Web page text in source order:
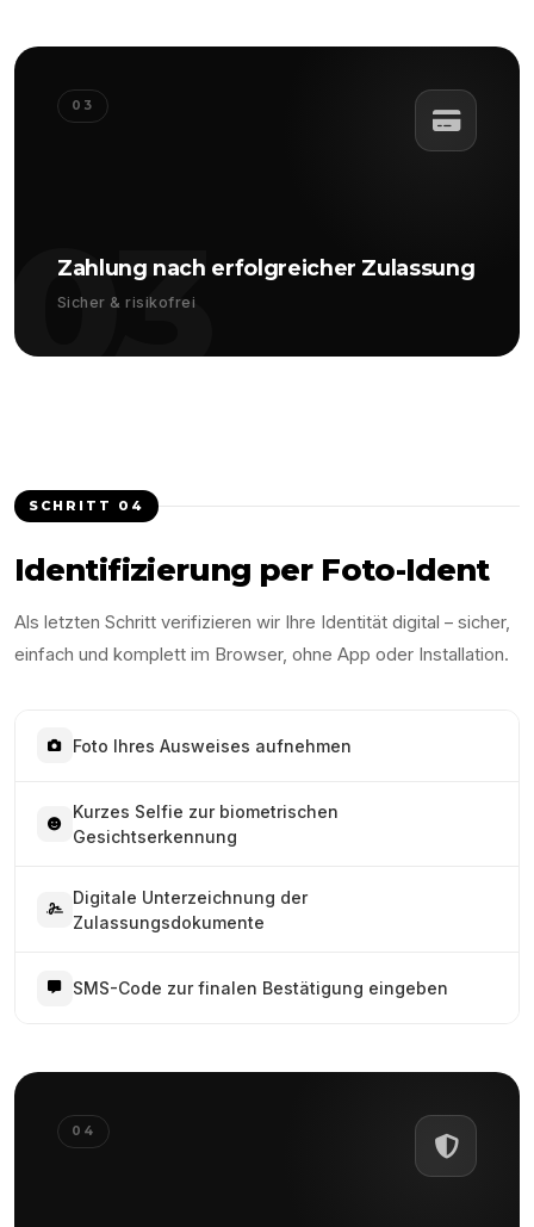
03
03
Zahlung nach erfolgreicher Zulassung
Sicher & risikofrei
SCHRITT 04
Identifizierung per Foto-Ident
Als letzten Schritt verifizieren wir Ihre Identität digital – sicher,
einfach und komplett im Browser, ohne App oder Installation.
Foto Ihres Ausweises aufnehmen
Kurzes Selfie zur biometrischen
Gesichtserkennung
Digitale Unterzeichnung der
Zulassungsdokumente
SMS-Code zur finalen Bestätigung eingeben
04